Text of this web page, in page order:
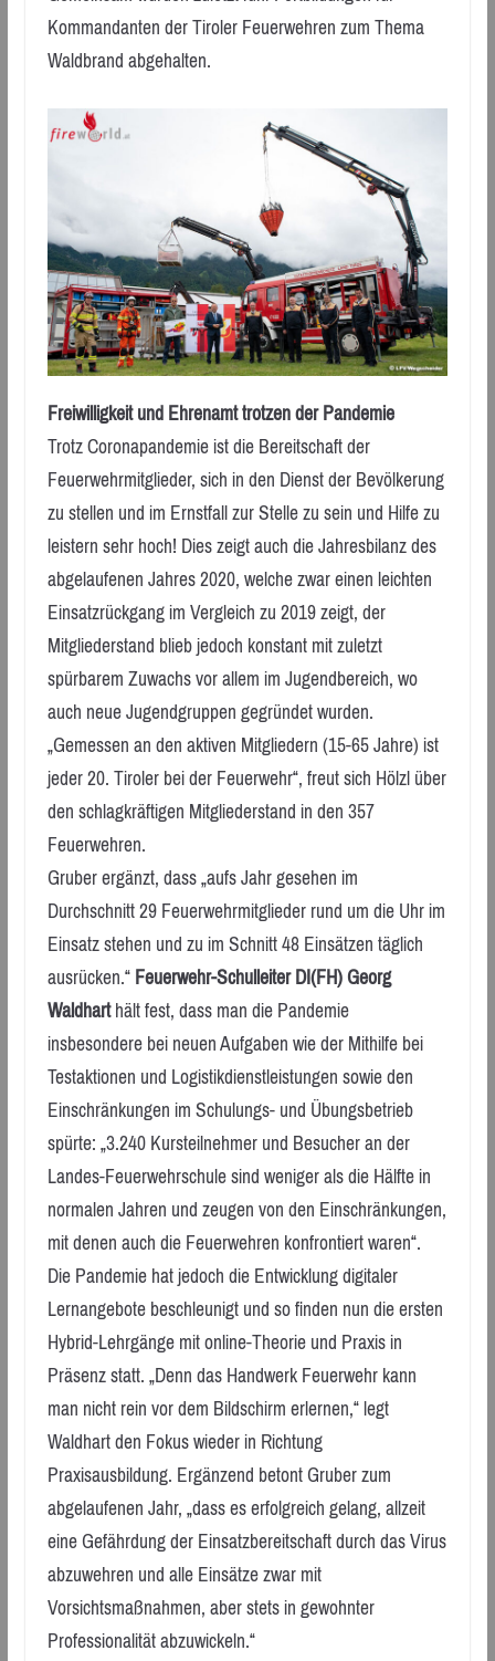
Kommandanten der Tiroler Feuerwehren zum Thema
Waldbrand abgehalten.
Freiwilligkeit und Ehrenamt trotzen der Pandemie
Trotz Coronapandemie ist die Bereitschaft der
Feuerwehrmitglieder, sich in den Dienst der Bevölkerung
zu stellen und im Ernstfall zur Stelle zu sein und Hilfe zu
leistern sehr hoch! Dies zeigt auch die Jahresbilanz des
abgelaufenen Jahres 2020, welche zwar einen leichten
Einsatzrückgang im Vergleich zu 2019 zeigt, der
Mitgliederstand blieb jedoch konstant mit zuletzt
spürbarem Zuwachs vor allem im Jugendbereich, wo
auch neue Jugendgruppen gegründet wurden.
„Gemessen an den aktiven Mitgliedern (15-65 Jahre) ist
jeder 20. Tiroler bei der Feuerwehr“, freut sich Hölzl über
den schlagkräftigen Mitgliederstand in den 357
Feuerwehren.
Gruber ergänzt, dass „aufs Jahr gesehen im
Durchschnitt 29 Feuerwehrmitglieder rund um die Uhr im
Einsatz stehen und zu im Schnitt 48 Einsätzen täglich
ausrücken.“Feuerwehr-Schulleiter DI(FH) Georg
Waldharthält fest, dass man die Pandemie
insbesondere bei neuen Aufgaben wie der Mithilfe bei
Testaktionen und Logistikdienstleistungen sowie den
Einschränkungen im Schulungs- und Übungsbetrieb
spürte: „3.240 Kursteilnehmer und Besucher an der
Landes-Feuerwehrschule sind weniger als die Hälfte in
normalen Jahren und zeugen von den Einschränkungen,
mit denen auch die Feuerwehren konfrontiert waren“.
Die Pandemie hat jedoch die Entwicklung digitaler
Lernangebote beschleunigt und so finden nun die ersten
Hybrid-Lehrgänge mit online-Theorie und Praxis in
Präsenz statt. „Denn das Handwerk Feuerwehr kann
man nicht rein vor dem Bildschirm erlernen,“ legt
Waldhart den Fokus wieder in Richtung
Praxisausbildung. Ergänzend betont Gruber zum
abgelaufenen Jahr, „dass es erfolgreich gelang, allzeit
eine Gefährdung der Einsatzbereitschaft durch das Virus
abzuwehren und alle Einsätze zwar mit
Vorsichtsmaßnahmen, aber stets in gewohnter
Professionalität abzuwickeln.“